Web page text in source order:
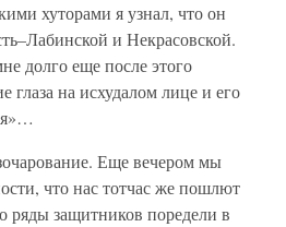
хуторами я узнал, что он
и Некрасовской.
долго еще после этого
глаза на исхудалом лице и его
Еще вечером мы
что нас тотчас же пошлют
ряды защитников поредели в